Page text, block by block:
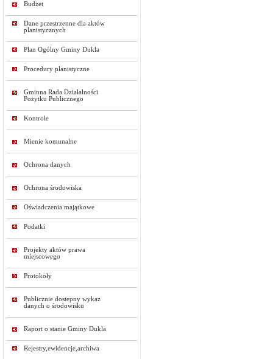
Budżet
Dane przestrzenne dla aktów
planistycznych
Plan Ogólny Gminy Dukla
Procedury planistyczne
Gminna Rada Działalności
Pożytku Publicznego
Kontrole
Mienie komunalne
Ochrona danych
Ochrona środowiska
Oświadczenia majątkowe
Podatki
Projekty aktów prawa
miejscowego
Protokoły
Publicznie dostepny wykaz
danych o środowisku
Raport o stanie Gminy Dukla
Rejestry,ewidencje,archiwa